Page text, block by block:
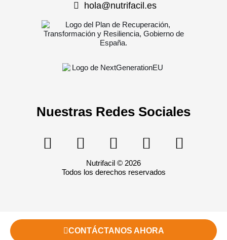
hola@nutrifacil.es
Nuestras Redes Sociales
Nutrifacil © 2026
Todos los derechos reservados
CONTÁCTANOS AHORA